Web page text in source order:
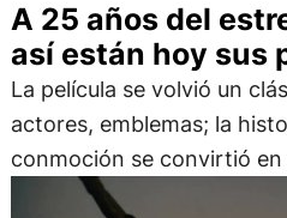
A 25 años del
así están hoy sus
La película se volvió un
actores, emblemas; la
conmoción se convirtió en